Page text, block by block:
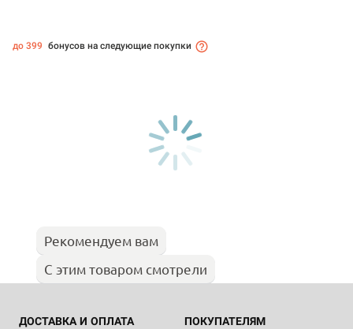
до 399 бонусов на следующие покупки
Рекомендуем вам
С этим товаром смотрели
ДОСТАВКА И ОПЛАТА ПОКУПАТЕЛЯМ